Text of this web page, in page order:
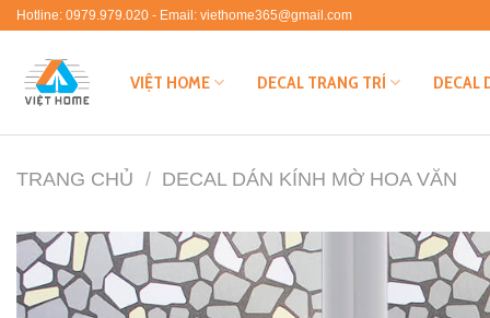
Skip
content
Hotline: 0979.979.020 - Email: viethome365@gmail.com
VIỆT HOME DECAL TRANG TRÍ DECAL
TRANG CHỦ / DECAL DÁN KÍNH MỜ HOA VĂN